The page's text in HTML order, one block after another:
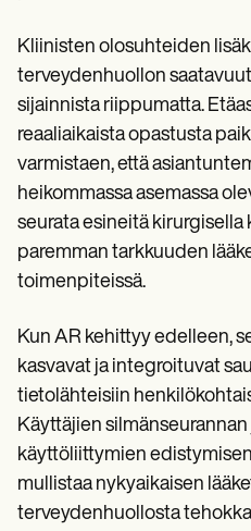
Kliinisten olosuhteiden
terveydenhuollon
sijainnista riippumatta.
reaaliaikaista opastusta
varmistaen, että
heikommassa asemassa
seurata esineitä kirurgisella
paremman tarkkuuden
toimenpiteissä.
Kun AR kehittyy edelleen,
kasvavat ja integroituvat
tietolähteisiin
Käyttäjien
käyttöliittymien
mullistaa nykyaikaisen
terveydenhuollosta